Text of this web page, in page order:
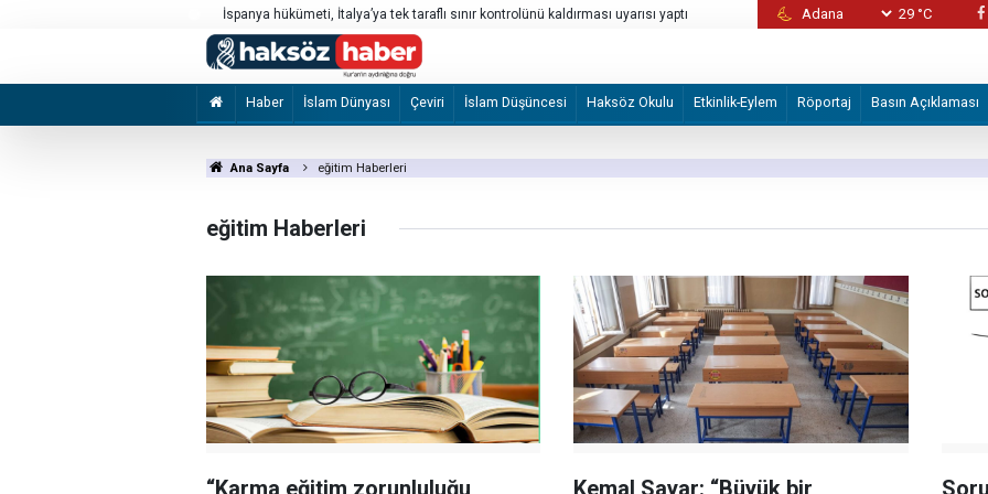
AB'den Rusya'nın askeri-sanayi kompleksinden 5 kişiye yeni yaptırım BAE: Bu hafta Hürmüz Boğazı'nda 3
29 °C
Haber İslam Dünyası Çeviri İslam Düşüncesi Haksöz Okulu Etkinlik-Eylem Röportaj Basın Açıklaması
Ana Sayfa eğitim Haberleri
eğitim Haberleri
“Karma eğitim zorunluluğu
Kemal Sayar: “Büyük bir